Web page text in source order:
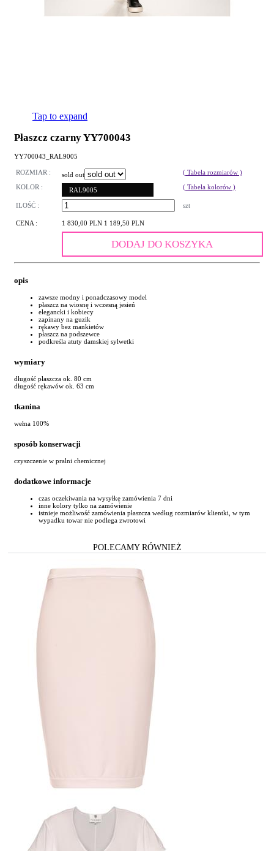
Tap to expand
Płaszcz czarny YY700043
YY700043_RAL9005
ROZMIAR : sold out
( Tabela rozmiarów )
KOLOR :
RAL9005 ( Tabela kolorów )
ILOŚĆ : szt
CENA : 1 830,00 PLN 1 189,50 PLN
DODAJ DO KOSZYKA
opis
zawsze modny i ponadczasowy model
płaszcz na wiosnę i wczesną jesień
elegancki i kobiecy
zapinany na guzik
rękawy bez mankietów
płaszcz na podszewce
podkreśla atuty damskiej sylwetki
wymiary
długość płaszcza ok. 80 cm
długość rękawów ok. 63 cm
tkanina
wełna 100%
sposób konserwacji
czyszczenie w pralni chemicznej
dodatkowe informacje
czas oczekiwania na wysyłkę zamówienia 7 dni
inne kolory tylko na zamówienie
istnieje możliwość zamówienia płaszcza według rozmiarów klientki, w tym
wypadku towar nie podlega zwrotowi
POLECAMY RÓWNIEŻ